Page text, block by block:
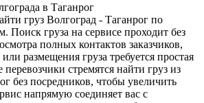
в Таганрог
груз Волгоград - Таганрог по
Поиск груза на сервисе проходит без
полных контактов заказчиков,
размещения груза требуется простая
стремятся найти груз из
без посредников, чтобы увеличить
напрямую соединяет вас с